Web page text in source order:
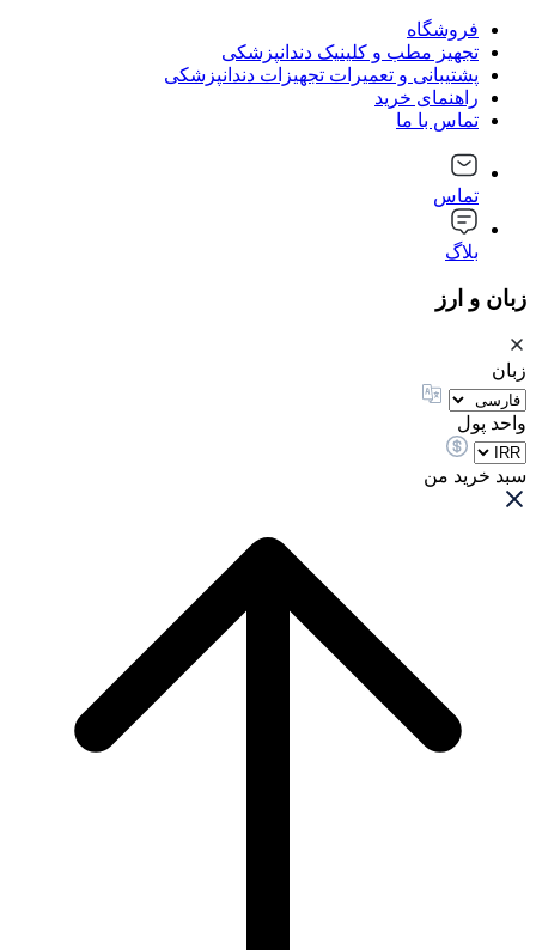
فروشگاه
تجهیز مطب و کلینیک دندانپزشکی
پشتیبانی و تعمیرات تجهیزات دندانپزشکی
راهنمای خرید
تماس با ما
تماس
بلاگ
زبان و ارز
زبان
واحد پول
سبد خرید من